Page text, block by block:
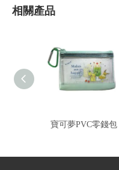
相關產品
寶可夢PVC零錢包